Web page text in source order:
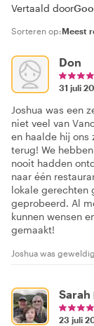
Vertaald door
Sorteren op:
Don
31 juli
Joshua was een
niet veel van
en haalde hij ons
terug! We
nooit hadden
naar één
lokale gerechten
geprobeerd. Al
kunnen wensen
gemaakt!
Joshua was
Sarah
23 juli